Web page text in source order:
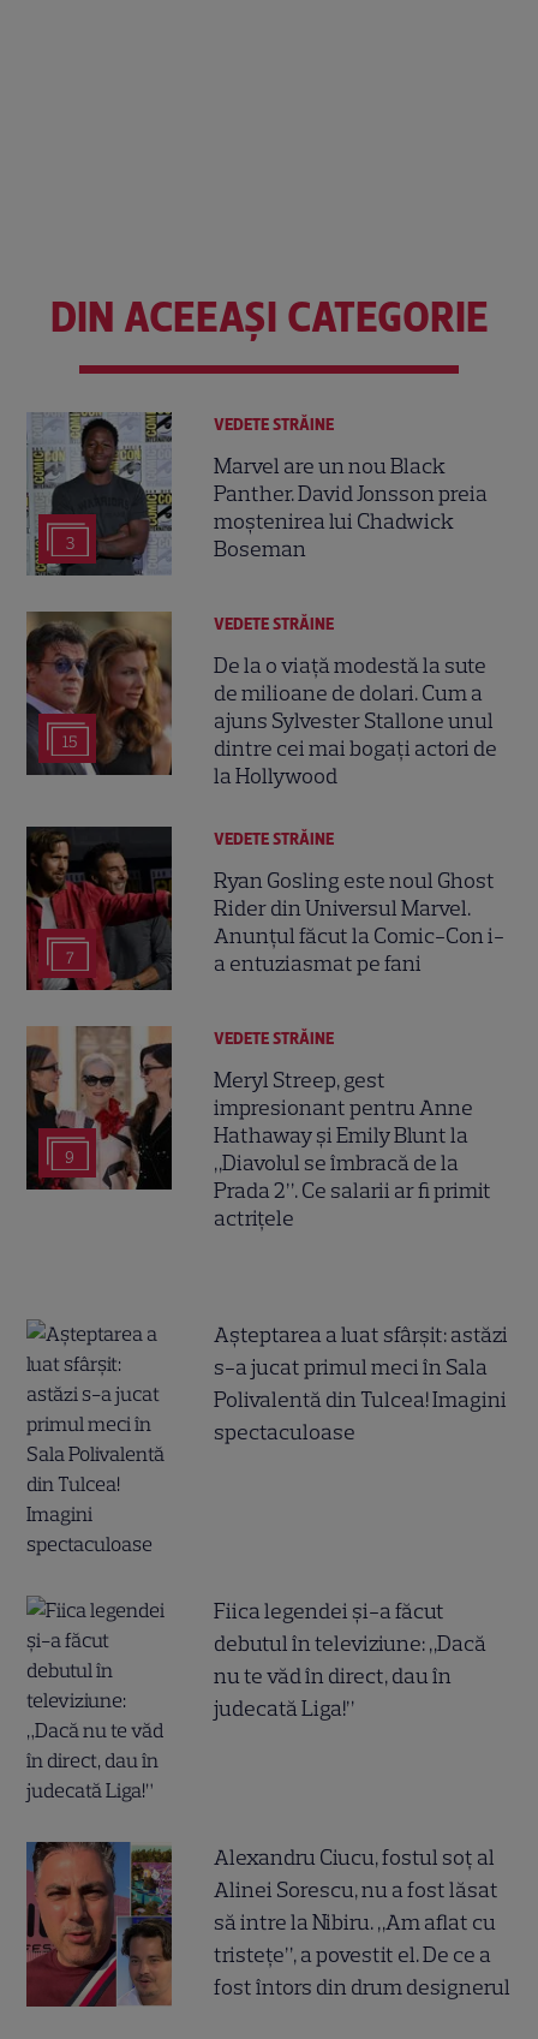
DIN ACEEAȘI CATEGORIE
3
VEDETE STRĂINE
Marvel are un nou Black
Panther. David Jonsson preia
moștenirea lui Chadwick
Boseman
15
VEDETE STRĂINE
De la o viață modestă la sute
de milioane de dolari. Cum a
ajuns Sylvester Stallone unul
dintre cei mai bogați actori de
la Hollywood
7
VEDETE STRĂINE
Ryan Gosling este noul Ghost
Rider din Universul Marvel.
Anunțul făcut la Comic-Con i-
a entuziasmat pe fani
9
VEDETE STRĂINE
Meryl Streep, gest
impresionant pentru Anne
Hathaway și Emily Blunt la
„Diavolul se îmbracă de la
Prada 2”. Ce salarii ar fi primit
actrițele
Așteptarea a luat sfârșit: astăzi
s-a jucat primul meci în Sala
Polivalentă din Tulcea! Imagini
spectaculoase
Fiica legendei și-a făcut
debutul în televiziune: „Dacă
nu te văd în direct, dau în
judecată Liga!”
Alexandru Ciucu, fostul soț al
Alinei Sorescu, nu a fost lăsat
să intre la Nibiru. „Am aflat cu
tristețe”, a povestit el. De ce a
fost întors din drum designerul